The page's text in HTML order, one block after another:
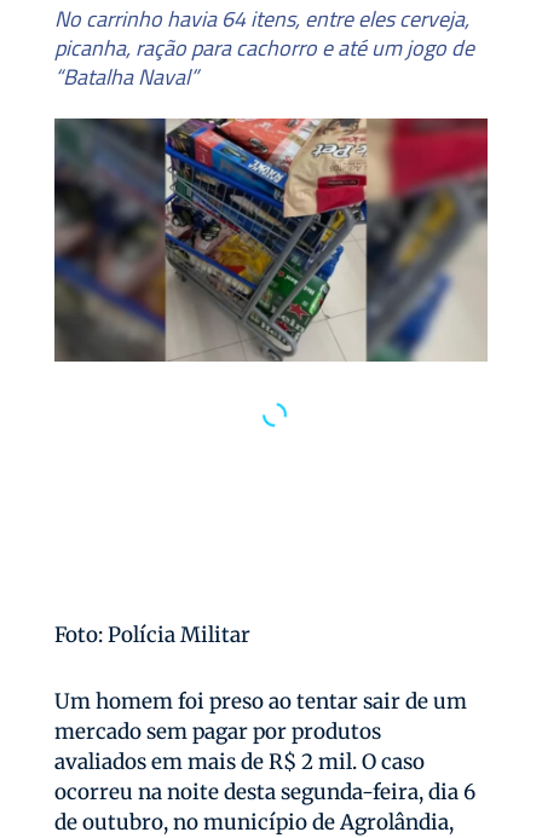
No carrinho havia 64 itens, entre eles cerveja,
picanha, ração para cachorro e até um jogo de
“Batalha Naval”
Foto: Polícia Militar
Um homem foi preso ao tentar sair de um
mercado sem pagar por produtos
avaliados em mais de R$ 2 mil. O caso
ocorreu na noite desta segunda-feira, dia 6
de outubro, no município de Agrolândia,